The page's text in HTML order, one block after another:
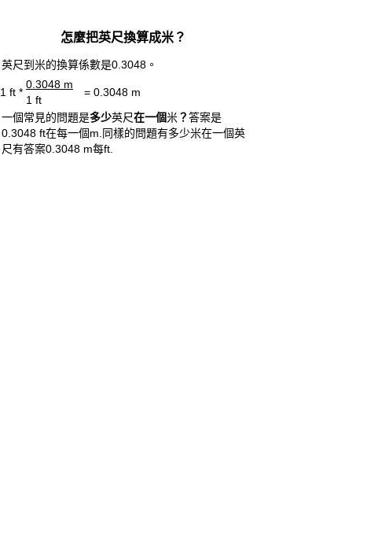
怎麼把英尺換算成米？
英尺到米的換算係數是0.3048。
1 ft *
0.3048 m
= 0.3048 m
1 ft
一個常見的問題是多少英尺在一個米？答案是
0.3048 ft在每一個m.同樣的問題有多少米在一個英
尺有答案0.3048 m每ft.